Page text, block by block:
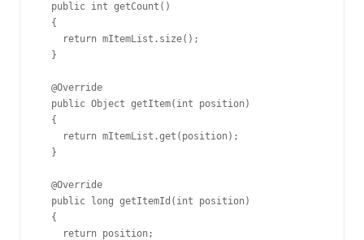
  public int getCount()
  {
    return mItemList.size();
  }
  @Override
  public Object getItem(int position)
  {
    return mItemList.get(position);
  }
  @Override
  public long getItemId(int position)
  {
    return position;